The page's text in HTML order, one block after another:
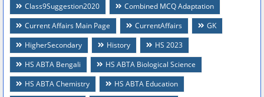
Class9Suggestion2020
Combined MCQ Adaptation
Current Affairs Main Page
CurrentAffairs
GK
HigherSecondary
History
HS 2023
HS ABTA Bengali
HS ABTA Biological Science
HS ABTA Chemistry
HS ABTA Education